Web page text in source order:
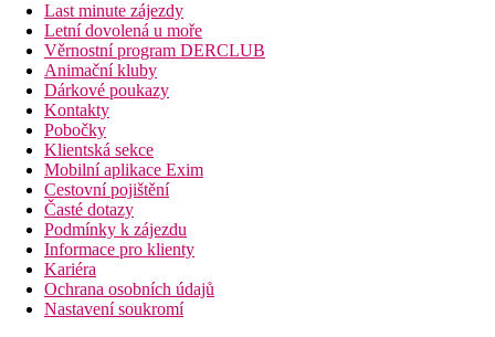
Last minute zájezdy
Letní dovolená u moře
Věrnostní program DERCLUB
Animační kluby
Dárkové poukazy
Kontakty
Pobočky
Klientská sekce
Mobilní aplikace Exim
Cestovní pojištění
Časté dotazy
Podmínky k zájezdu
Informace pro klienty
Kariéra
Ochrana osobních údajů
Nastavení soukromí